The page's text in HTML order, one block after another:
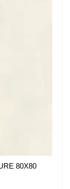
80X80